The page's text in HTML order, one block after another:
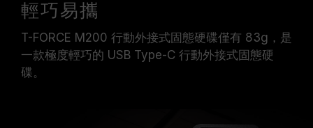
輕巧易攜
T-FORCE M200 行動外接式固態硬碟僅有 83g，是
一款極度輕巧的 USB Type-C 行動外接式固態硬
碟。